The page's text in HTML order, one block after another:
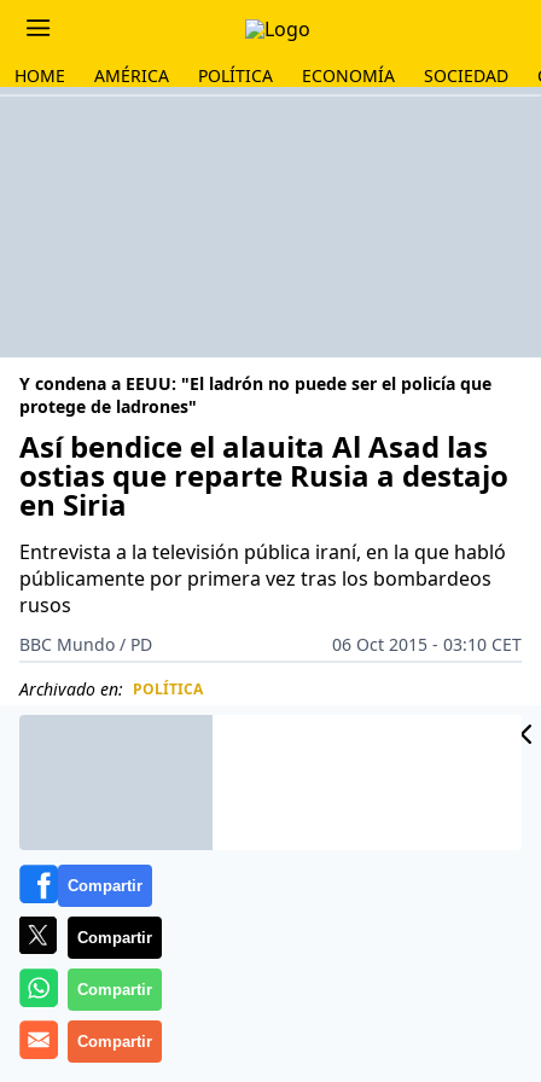
HOME AMÉRICA POLÍTICA ECONOMÍA SOCIEDAD
Y condena a EEUU: "El ladrón no puede ser el policía que
protege de ladrones"
Así bendice el alauita Al Asad las
ostias que reparte Rusia a destajo
en Siria
Entrevista a la televisión pública iraní, en la que habló
públicamente por primera vez tras los bombardeos
rusos
BBC Mundo / PD
06 Oct 2015 - 03:10 CET
Archivado en: POLÍTICA
Compartir
Compartir
Compartir
Compartir